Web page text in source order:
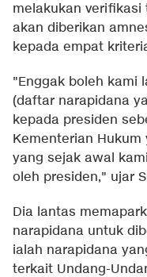
melakukan
akan diberikan
kepada empat
"Enggak boleh kami
(daftar narapidana
kepada presiden
Kementerian
yang sejak awal
oleh presiden," ujar
Dia lantas
narapidana untuk
ialah narapidana
terkait Undang-